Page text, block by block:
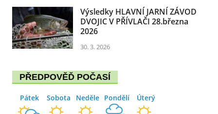
Výsledky HLAVNÍ JARNÍ ZÁVOD
DVOJIC V PŘÍVLAČI 28.března
2026
30. 3. 2026
PŘEDPOVĚĎ POČASÍ
Pátek Sobota Neděle Pondělí Úterý